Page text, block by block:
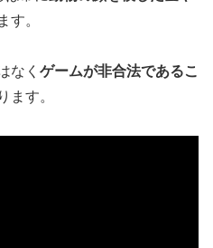
す。
なく ゲームが非合法であるこ
ます。